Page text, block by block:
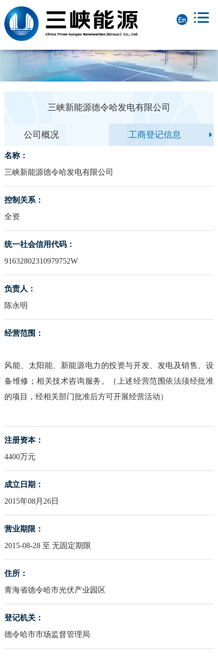
三峡新能源德令哈发电有限公司
公司概况 工商登记信息
名称：
三峡新能源德令哈发电有限公司
控制关系：
全资
统一社会信用代码：
91632802310979752W
负责人：
陈永明
经营范围：
风能、太阳能、新能源电力的投资与开发、发电及销售、设
备维修；相关技术咨询服务。（上述经营范围依法须经批准
的项目，经相关部门批准后方可开展经营活动）
注册资本：
4400万元
成立日期：
2015年08月26日
营业期限：
2015-08-28 至 无固定期限
住所：
青海省德令哈市光伏产业园区
登记机关：
德令哈市市场监督管理局